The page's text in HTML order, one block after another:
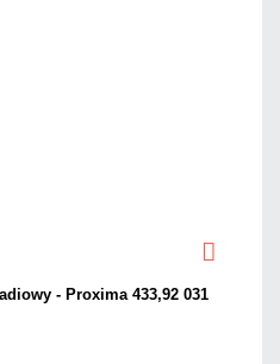
- Proxima 433,92 031